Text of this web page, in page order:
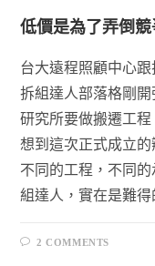
低價是為了弄倒
台大遠程照顧中心
拆組達人部落格剛
研究所要做搬遷工
想到這次正式成立
不同的工程，不同
組達人，實在是難得
2 COMMENTS